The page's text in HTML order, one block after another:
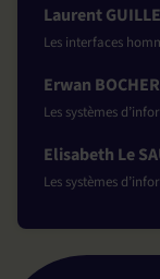
Laurent
Les interfaces
Erwan
Les systèmes
Elisabeth Le
Les systèmes